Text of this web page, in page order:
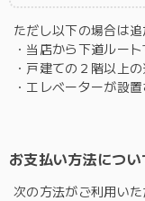
ただし以下の場合は
・当店から下道ルー
・戸建ての２階以上
・エレベーターが設
お支払い方法につい
次の方法がご利用いた